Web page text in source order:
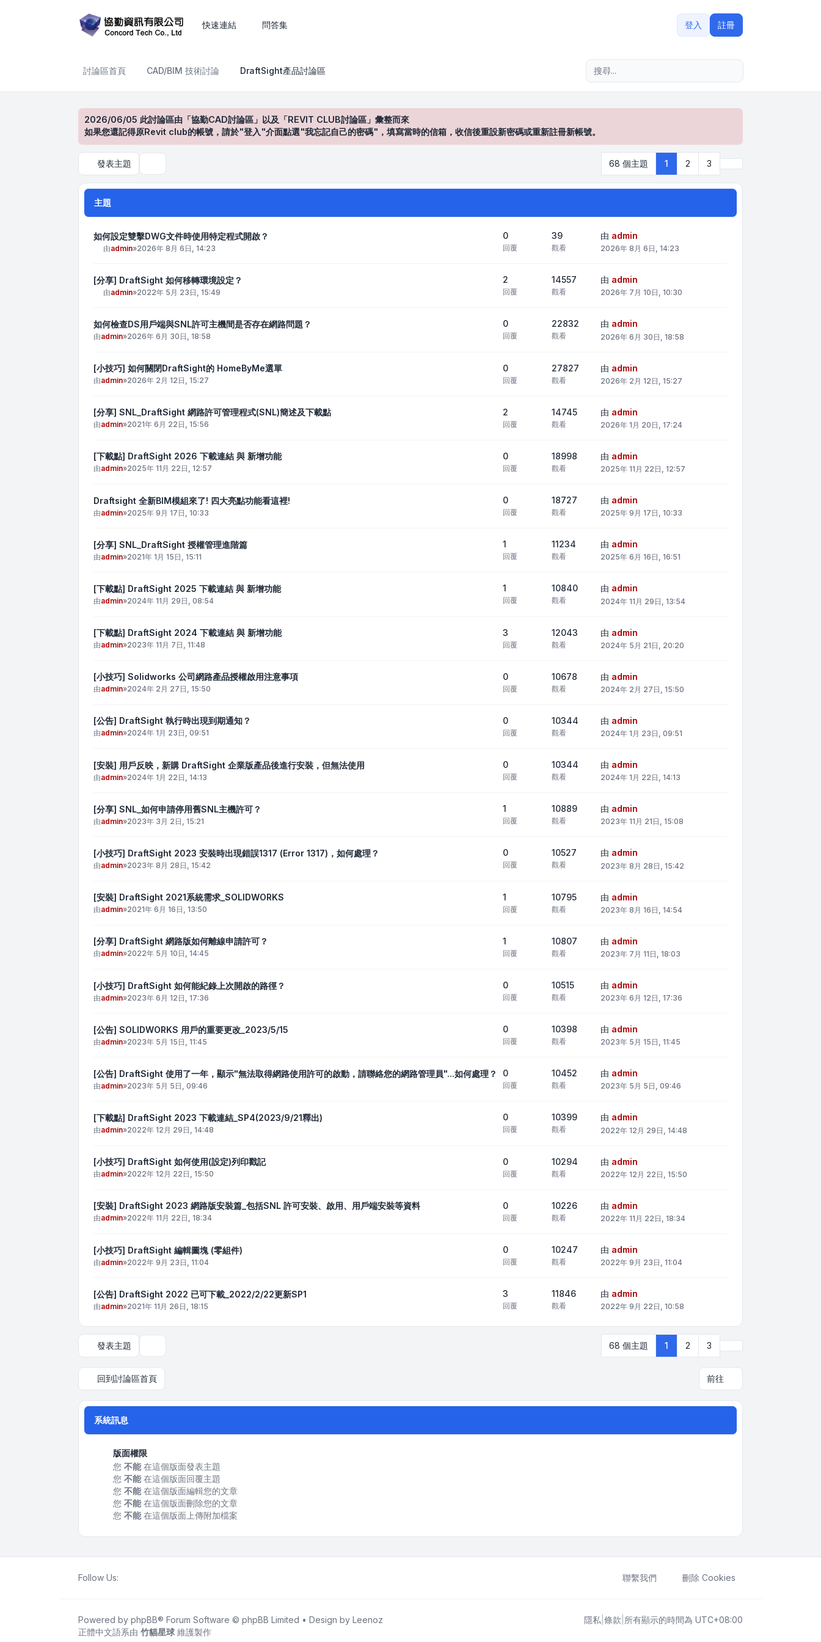
快速連結 問答集 登入 註冊
討論區首頁 CAD/BIM 技術討論 DraftSight產品討論區
2026/06/05 此討論區由「協勤CAD討論區」以及「REVIT CLUB討論區」彙整而來
如果您還記得原Revit club的帳號，請於"登入"介面點選"我忘記自己的密碼"，填寫當時的信箱，收信後重設新密碼或重新註冊新帳號。
發表主題 68 個主題 1 2 3
主題
如何設定雙擊DWG文件時使用特定程式開啟？
由admin»2026年 8月 6日, 14:23
0
回覆
39
觀看
由 admin
2026年 8月 6日, 14:23
[分享] DraftSight 如何移轉環境設定？
由admin»2022年 5月 23日, 15:49
2
回覆
14557
觀看
由 admin
2026年 7月 10日, 10:30
如何檢查DS用戶端與SNL許可主機間是否存在網路問題？
由admin»2026年 6月 30日, 18:58
0
回覆
22832
觀看
由 admin
2026年 6月 30日, 18:58
[小技巧] 如何關閉DraftSight的 HomeByMe選單
由admin»2026年 2月 12日, 15:27
0
回覆
27827
觀看
由 admin
2026年 2月 12日, 15:27
[分享] SNL_DraftSight 網路許可管理程式(SNL)簡述及下載點
由admin»2021年 6月 22日, 15:56
2
回覆
14745
觀看
由 admin
2026年 1月 20日, 17:24
[下載點] DraftSight 2026 下載連結 與 新增功能
由admin»2025年 11月 22日, 12:57
0
回覆
18998
觀看
由 admin
2025年 11月 22日, 12:57
Draftsight 全新BIM模組來了! 四大亮點功能看這裡!
由admin»2025年 9月 17日, 10:33
0
回覆
18727
觀看
由 admin
2025年 9月 17日, 10:33
[分享] SNL_DraftSight 授權管理進階篇
由admin»2021年 1月 15日, 15:11
1
回覆
11234
觀看
由 admin
2025年 6月 16日, 16:51
[下載點] DraftSight 2025 下載連結 與 新增功能
由admin»2024年 11月 29日, 08:54
1
回覆
10840
觀看
由 admin
2024年 11月 29日, 13:54
[下載點] DraftSight 2024 下載連結 與 新增功能
由admin»2023年 11月 7日, 11:48
3
回覆
12043
觀看
由 admin
2024年 5月 21日, 20:20
[小技巧] Solidworks 公司網路產品授權啟用注意事項
由admin»2024年 2月 27日, 15:50
0
回覆
10678
觀看
由 admin
2024年 2月 27日, 15:50
[公告] DraftSight 執行時出現到期通知？
由admin»2024年 1月 23日, 09:51
0
回覆
10344
觀看
由 admin
2024年 1月 23日, 09:51
[安裝] 用戶反映，新購 DraftSight 企業版產品後進行安裝，但無法使用
由admin»2024年 1月 22日, 14:13
0
回覆
10344
觀看
由 admin
2024年 1月 22日, 14:13
[分享] SNL_如何申請停用舊SNL主機許可？
由admin»2023年 3月 2日, 15:21
1
回覆
10889
觀看
由 admin
2023年 11月 21日, 15:08
[小技巧] DraftSight 2023 安裝時出現錯誤1317 (Error 1317)，如何處理？
由admin»2023年 8月 28日, 15:42
0
回覆
10527
觀看
由 admin
2023年 8月 28日, 15:42
[安裝] DraftSight 2021系統需求_SOLIDWORKS
由admin»2021年 6月 16日, 13:50
1
回覆
10795
觀看
由 admin
2023年 8月 16日, 14:54
[分享] DraftSight 網路版如何離線申請許可？
由admin»2022年 5月 10日, 14:45
1
回覆
10807
觀看
由 admin
2023年 7月 11日, 18:03
[小技巧] DraftSight 如何能紀錄上次開啟的路徑？
由admin»2023年 6月 12日, 17:36
0
回覆
10515
觀看
由 admin
2023年 6月 12日, 17:36
[公告] SOLIDWORKS 用戶的重要更改_2023/5/15
由admin»2023年 5月 15日, 11:45
0
回覆
10398
觀看
由 admin
2023年 5月 15日, 11:45
[公告] DraftSight 使用了一年，顯示"無法取得網路使用許可的啟動，請聯絡您的網路管理員"...如何處理？
由admin»2023年 5月 5日, 09:46
0
回覆
10452
觀看
由 admin
2023年 5月 5日, 09:46
[下載點] DraftSight 2023 下載連結_SP4(2023/9/21釋出)
由admin»2022年 12月 29日, 14:48
0
回覆
10399
觀看
由 admin
2022年 12月 29日, 14:48
[小技巧] DraftSight 如何使用(設定)列印戳記
由admin»2022年 12月 22日, 15:50
0
回覆
10294
觀看
由 admin
2022年 12月 22日, 15:50
[安裝] DraftSight 2023 網路版安裝篇_包括SNL 許可安裝、啟用、用戶端安裝等資料
由admin»2022年 11月 22日, 18:34
0
回覆
10226
觀看
由 admin
2022年 11月 22日, 18:34
[小技巧] DraftSight 編輯圖塊 (零組件)
由admin»2022年 9月 23日, 11:04
0
回覆
10247
觀看
由 admin
2022年 9月 23日, 11:04
[公告] DraftSight 2022 已可下載_2022/2/22更新SP1
由admin»2021年 11月 26日, 18:15
3
回覆
11846
觀看
由 admin
2022年 9月 22日, 10:58
發表主題 68 個主題 1 2 3
回到討論區首頁 前往
系統訊息
版面權限
您 不能在這個版面發表主題
您 不能在這個版面回覆主題
您 不能在這個版面編輯您的文章
您 不能在這個版面刪除您的文章
您 不能在這個版面上傳附加檔案
Follow Us: 聯繫我們 刪除 Cookies
Powered by phpBB® Forum Software © phpBB Limited • Design by Leenoz
正體中文語系由 竹貓星球 維護製作
隱私 條款 所有顯示的時間為 UTC+08:00